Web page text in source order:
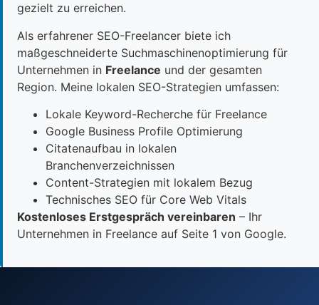
gezielt zu erreichen.
Als erfahrener SEO-Freelancer biete ich
maßgeschneiderte Suchmaschinenoptimierung für
Unternehmen in Freelance und der gesamten
Region. Meine lokalen SEO-Strategien umfassen:
Lokale Keyword-Recherche für Freelance
Google Business Profile Optimierung
Citatenaufbau in lokalen
Branchenverzeichnissen
Content-Strategien mit lokalem Bezug
Technisches SEO für Core Web Vitals
Kostenloses Erstgespräch vereinbaren – Ihr
Unternehmen in Freelance auf Seite 1 von Google.